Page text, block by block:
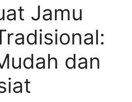
Jamu
dan